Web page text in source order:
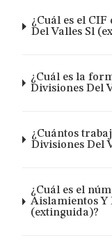
¿Cuál es el
Del Valles Sl
¿Cuál es la
Divisiones Del
¿Cuántos
Divisiones Del
¿Cuál es el
Aislamientos Y
(extinguida)?